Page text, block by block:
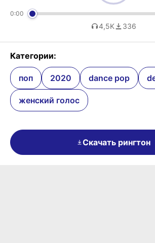
0:00
4,5K 336
Категории:
поп 2020 dance pop
женский голос
Скачать рингтон